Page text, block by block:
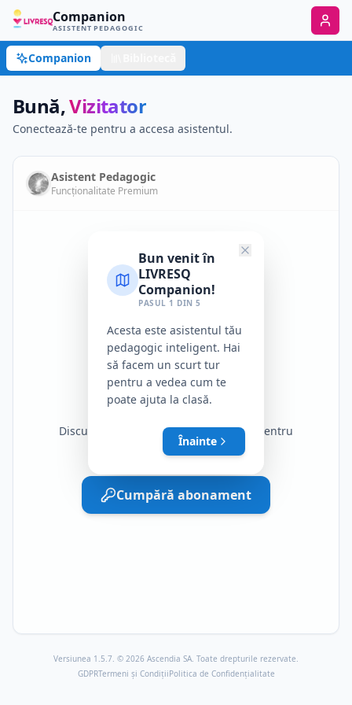
Companion
ASISTENT PEDAGOGIC
Companion
Bună,Vizitator
Conectează-te pentru a accesa asistentul.
Asistent Pedagogic
Funcționalitate Premium
Acces Restricționat
Discutiile cu AI sunt disponibile doar pentru
abonamentele plătite.
Cumpără abonament
Versiunea 1.5.7. © 2026 Ascendia SA. Toate drepturile rezervate.
GDPRTermeni și CondițiiPolitica de Confidențialitate
Bun venit în
LIVRESQ
Companion!
PASUL 1 DIN 5
Acesta este asistentul tău
pedagogic inteligent. Hai
să facem un scurt tur
pentru a vedea cum te
poate ajuta la clasă.
Înainte